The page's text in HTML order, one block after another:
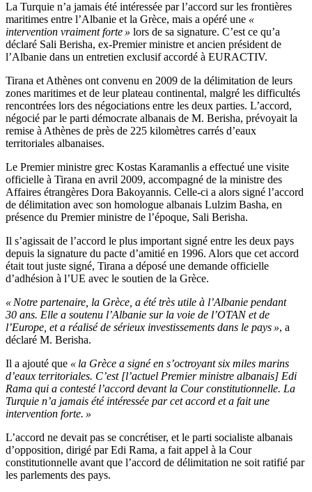
La Turquie n’a jamais été intéressée par l’accord sur les frontières
maritimes entre l’Albanie et la Grèce, mais a opéré une «
intervention vraiment forte » lors de sa signature. C’est ce qu’a
déclaré Sali Berisha, ex-Premier ministre et ancien président de
l’Albanie dans un entretien exclusif accordé à EURACTIV.
Tirana et Athènes ont convenu en 2009 de la délimitation de leurs
zones maritimes et de leur plateau continental, malgré les difficultés
rencontrées lors des négociations entre les deux parties. L’accord,
négocié par le parti démocrate albanais de M. Berisha, prévoyait la
remise à Athènes de près de 225 kilomètres carrés d’eaux
territoriales albanaises.
Le Premier ministre grec Kostas Karamanlis a effectué une visite
officielle à Tirana en avril 2009, accompagné de la ministre des
Affaires étrangères Dora Bakoyannis. Celle-ci a alors signé l’accord
de délimitation avec son homologue albanais Lulzim Basha, en
présence du Premier ministre de l’époque, Sali Berisha.
Il s’agissait de l’accord le plus important signé entre les deux pays
depuis la signature du pacte d’amitié en 1996. Alors que cet accord
était tout juste signé, Tirana a déposé une demande officielle
d’adhésion à l’UE avec le soutien de la Grèce.
« Notre partenaire, la Grèce, a été très utile à l’Albanie pendant
30 ans. Elle a soutenu l’Albanie sur la voie de l’OTAN et de
l’Europe, et a réalisé de sérieux investissements dans le pays », a
déclaré M. Berisha.
Il a ajouté que « la Grèce a signé en s’octroyant six miles marins
d’eaux territoriales. C’est [l’actuel Premier ministre albanais] Edi
Rama qui a contesté l’accord devant la Cour constitutionnelle. La
Turquie n’a jamais été intéressée par cet accord et a fait une
intervention forte. »
L’accord ne devait pas se concrétiser, et le parti socialiste albanais
d’opposition, dirigé par Edi Rama, a fait appel à la Cour
constitutionnelle avant que l’accord de délimitation ne soit ratifié par
les parlements des pays.